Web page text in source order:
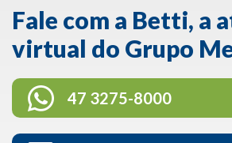
Fale com a Betti, a
virtual do Grupo
47 3275-8000